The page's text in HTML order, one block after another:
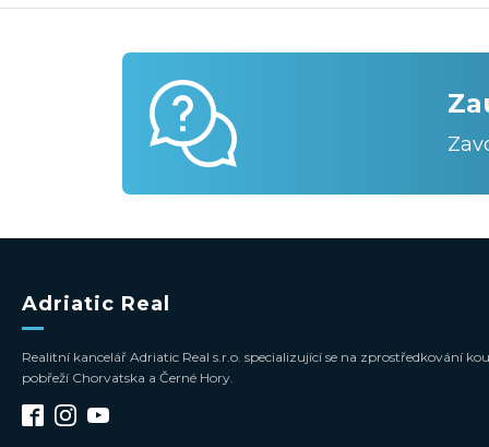
Adriatic Real
Realitní kancelář Adriatic Real s.r.o. specializující se na zprostředkování
pobřeží Chorvatska a Černé Hory.